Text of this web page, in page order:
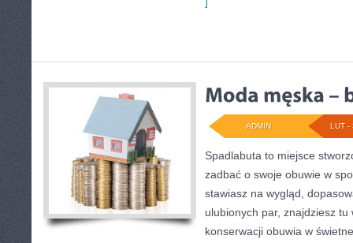
LUT -
ADMIN
Spadlabuta to miejsce
zadbać o swoje obuwie w
stawiasz na wygląd,
ulubionych par, znajdziesz
konserwacji obuwia w